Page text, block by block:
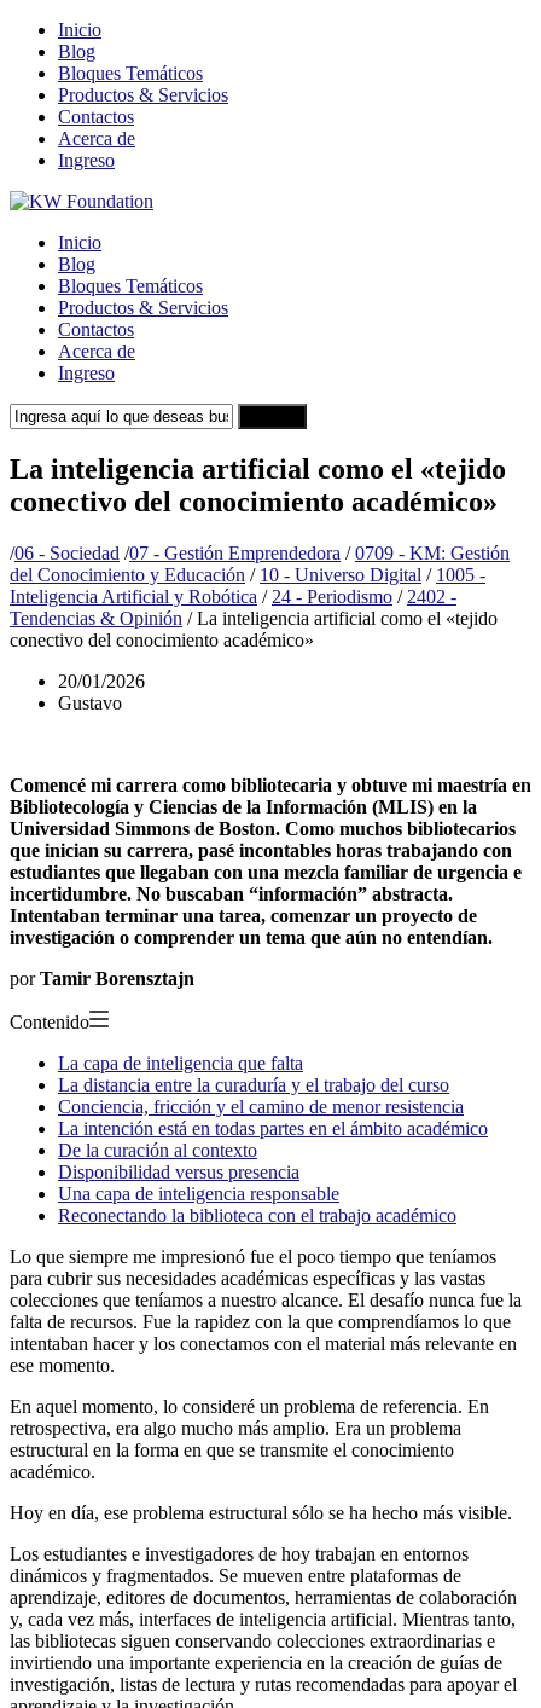
Inicio
Blog
Bloques Temáticos
Productos & Servicios
Contactos
Acerca de
Ingreso
Inicio
Blog
Bloques Temáticos
Productos & Servicios
Contactos
Acerca de
Ingreso
La inteligencia artificial como el «tejido
conectivo del conocimiento académico»
/06 - Sociedad /07 - Gestión Emprendedora / 0709 - KM: Gestión
del Conocimiento y Educación / 10 - Universo Digital / 1005 -
Inteligencia Artificial y Robótica / 24 - Periodismo / 2402 -
Tendencias & Opinión /La inteligencia artificial como el «tejido
conectivo del conocimiento académico»
20/01/2026
Gustavo
Comencé mi carrera como bibliotecaria y obtuve mi maestría en
Bibliotecología y Ciencias de la Información (MLIS) en la
Universidad Simmons de Boston. Como muchos bibliotecarios
que inician su carrera, pasé incontables horas trabajando con
estudiantes que llegaban con una mezcla familiar de urgencia e
incertidumbre. No buscaban “información” abstracta.
Intentaban terminar una tarea, comenzar un proyecto de
investigación o comprender un tema que aún no entendían.
porTamir Borensztajn
Contenido
La capa de inteligencia que falta
La distancia entre la curaduría y el trabajo del curso
Conciencia, fricción y el camino de menor resistencia
La intención está en todas partes en el ámbito académico
De la curación al contexto
Disponibilidad versus presencia
Una capa de inteligencia responsable
Reconectando la biblioteca con el trabajo académico
Lo que siempre me impresionó fue el poco tiempo que teníamos
para cubrir sus necesidades académicas específicas y las vastas
colecciones que teníamos a nuestro alcance. El desafío nunca fue la
falta de recursos. Fue la rapidez con la que comprendíamos lo que
intentaban hacer y los conectamos con el material más relevante en
ese momento.
En aquel momento, lo consideré un problema de referencia. En
retrospectiva, era algo mucho más amplio. Era un problema
estructural en la forma en que se transmite el conocimiento
académico.
Hoy en día, ese problema estructural sólo se ha hecho más visible.
Los estudiantes e investigadores de hoy trabajan en entornos
dinámicos y fragmentados. Se mueven entre plataformas de
aprendizaje, editores de documentos, herramientas de colaboración
y, cada vez más, interfaces de inteligencia artificial. Mientras tanto,
las bibliotecas siguen conservando colecciones extraordinarias e
invirtiendo una importante experiencia en la creación de guías de
investigación, listas de lectura y rutas recomendadas para apoyar el